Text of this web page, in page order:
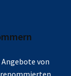
Angebote von